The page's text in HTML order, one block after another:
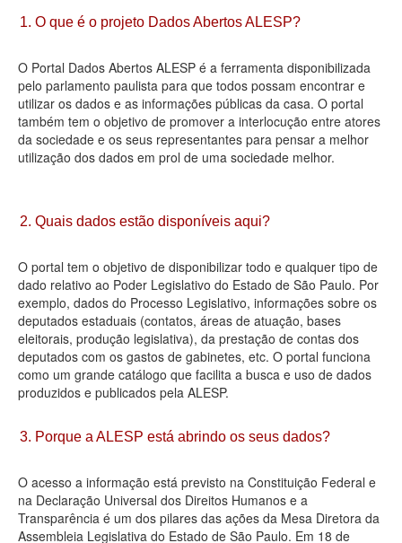
Dados Governamentais Abertos
Planejamento
Catálogo de dados
Processo Legislativo
Deputados Estaduais
Agenda
Perguntas frequentes
Contato
1. O que é o projeto Dados Abertos ALESP?
O Portal Dados Abertos ALESP é a ferramenta disponibilizada
pelo parlamento paulista para que todos possam encontrar e
utilizar os dados e as informações públicas da casa. O portal
também tem o objetivo de promover a interlocução entre atores
da sociedade e os seus representantes para pensar a melhor
utilização dos dados em prol de uma sociedade melhor.
2. Quais dados estão disponíveis aqui?
O portal tem o objetivo de disponibilizar todo e qualquer tipo de
dado relativo ao Poder Legislativo do Estado de São Paulo. Por
exemplo, dados do Processo Legislativo, informações sobre os
deputados estaduais (contatos, áreas de atuação, bases
eleitorais, produção legislativa), da prestação de contas dos
deputados com os gastos de gabinetes, etc. O portal funciona
como um grande catálogo que facilita a busca e uso de dados
produzidos e publicados pela ALESP.
3. Porque a ALESP está abrindo os seus dados?
O acesso a informação está previsto na Constituição Federal e
na Declaração Universal dos Direitos Humanos e a
Transparência é um dos pilares das ações da Mesa Diretora da
Assembleia Legislativa do Estado de São Paulo. Em 18 de